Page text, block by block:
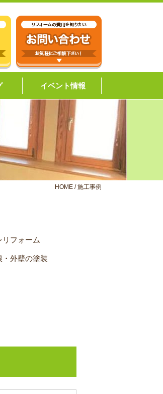
イベント情報
HOME /施工事例
リフォーム
・外壁の塗装